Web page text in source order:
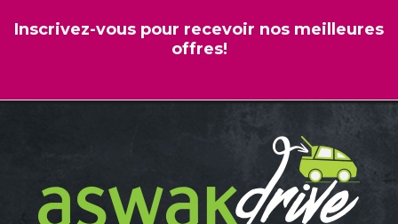
Inscrivez-vous pour recevoir nos meilleures
offres!